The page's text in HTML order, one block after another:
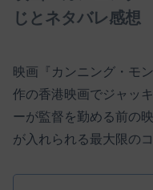
じとネタバレ感想
映画『カンニング・モ
作の香港映画でジャッ
ーが監督を勤める前の
が入れられる最大限の